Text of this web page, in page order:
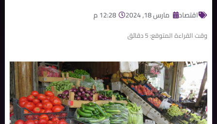
اقتصاد مارس 18, 2024 12:28 م
وقت القراءة المتوقع:5دقائق